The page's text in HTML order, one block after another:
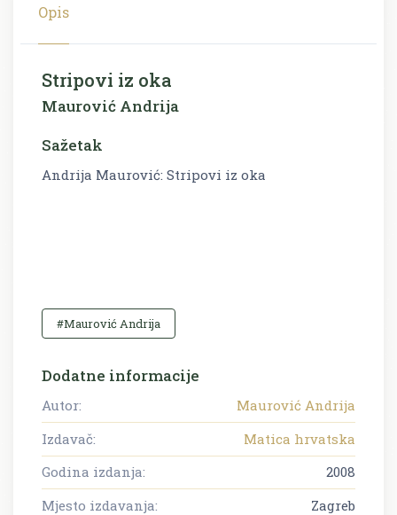
Opis
Stripovi iz oka
Maurović Andrija
Sažetak
Andrija Maurović: Stripovi iz oka
#Maurović Andrija
Dodatne informacije
Autor:
Maurović Andrija
Izdavač:
Matica hrvatska
Godina izdanja:
2008
Mjesto izdavanja:
Zagreb